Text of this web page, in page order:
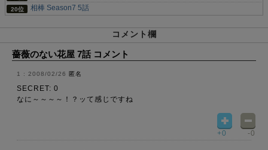
相棒 Season7 5話
コメント欄
薔薇のない花屋 7話 コメント
2008/02/26 匿名
SECRET: 0
なに～～～～！？ッて感じですね
+0 -0